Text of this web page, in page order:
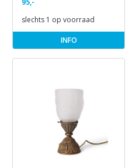
slechts 1 op voorraad
INFO